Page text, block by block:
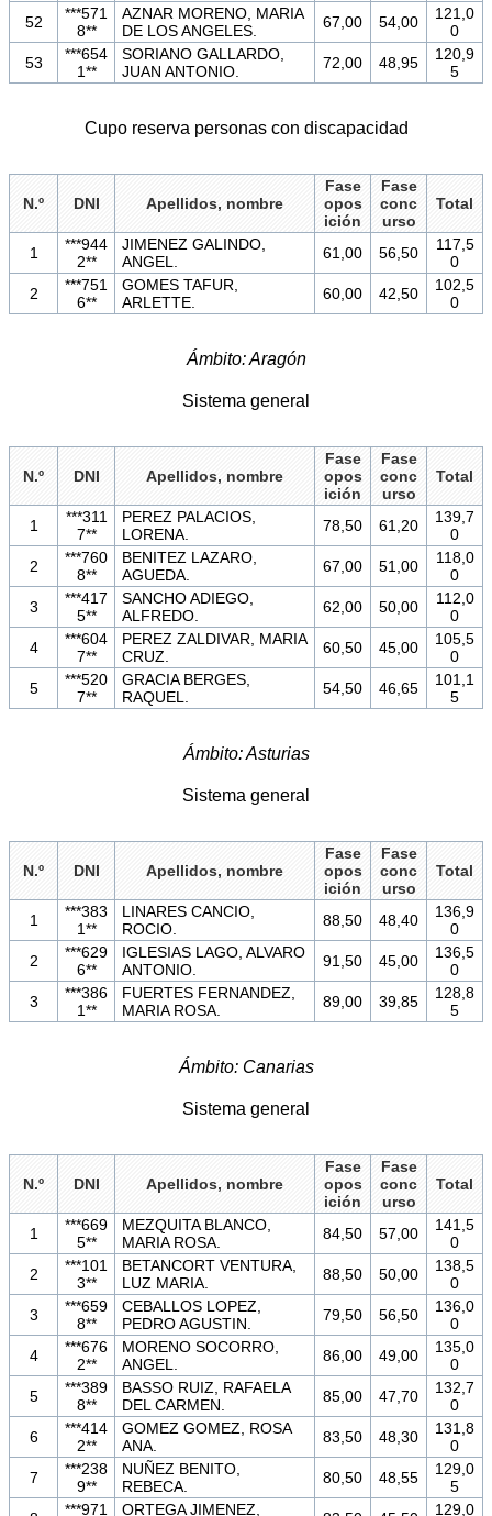
52
***571
8**
AZNAR MORENO, MARIA
DE LOS ANGELES.
67,00 54,00
121,0
0
53
***654
1**
SORIANO GALLARDO,
JUAN ANTONIO.
72,00 48,95
120,9
5
Cupo reserva personas con discapacidad
N.º DNI Apellidos, nombre
Fase
opos
ición
Fase
conc
urso
Total
1
***944
2**
JIMENEZ GALINDO,
ANGEL.
61,00 56,50
117,5
0
2
***751
6**
GOMES TAFUR,
ARLETTE.
60,00 42,50
102,5
0
Ámbito: Aragón
Sistema general
N.º DNI Apellidos, nombre
Fase
opos
ición
Fase
conc
urso
Total
1
***311
7**
PEREZ PALACIOS,
LORENA.
78,50 61,20
139,7
0
2
***760
8**
BENITEZ LAZARO,
AGUEDA.
67,00 51,00
118,0
0
3
***417
5**
SANCHO ADIEGO,
ALFREDO.
62,00 50,00
112,0
0
4
***604
7**
PEREZ ZALDIVAR, MARIA
CRUZ.
60,50 45,00
105,5
0
5
***520
7**
GRACIA BERGES,
RAQUEL.
54,50 46,65
101,1
5
Ámbito: Asturias
Sistema general
N.º DNI Apellidos, nombre
Fase
opos
ición
Fase
conc
urso
Total
1
***383
1**
LINARES CANCIO,
ROCIO.
88,50 48,40
136,9
0
2
***629
6**
IGLESIAS LAGO, ALVARO
ANTONIO.
91,50 45,00
136,5
0
3
***386
1**
FUERTES FERNANDEZ,
MARIA ROSA.
89,00 39,85
128,8
5
Ámbito: Canarias
Sistema general
N.º DNI Apellidos, nombre
Fase
opos
ición
Fase
conc
urso
Total
1
***669
5**
MEZQUITA BLANCO,
MARIA ROSA.
84,50 57,00
141,5
0
2
***101
3**
BETANCORT VENTURA,
LUZ MARIA.
88,50 50,00
138,5
0
3
***659
8**
CEBALLOS LOPEZ,
PEDRO AGUSTIN.
79,50 56,50
136,0
0
4
***676
2**
MORENO SOCORRO,
ANGEL.
86,00 49,00
135,0
0
5
***389
8**
BASSO RUIZ, RAFAELA
DEL CARMEN.
85,00 47,70
132,7
0
6
***414
2**
GOMEZ GOMEZ, ROSA
ANA.
83,50 48,30
131,8
0
7
***238
9**
NUÑEZ BENITO,
REBECA.
80,50 48,55
129,0
5
***971 ORTEGA JIMENEZ, 129,0